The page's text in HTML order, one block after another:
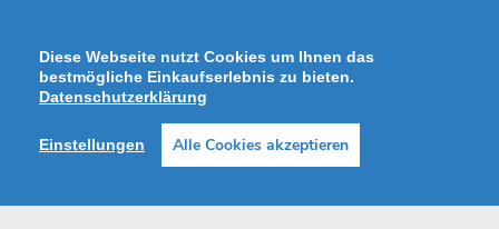
Sie
unsere
Mailingliste
Diese Webseite nutzt Cookies um Ihnen das
bestmögliche Einkaufserlebnis zu bieten.
Datenschutzerklärung
Einstellungen Alle Cookies akzeptieren